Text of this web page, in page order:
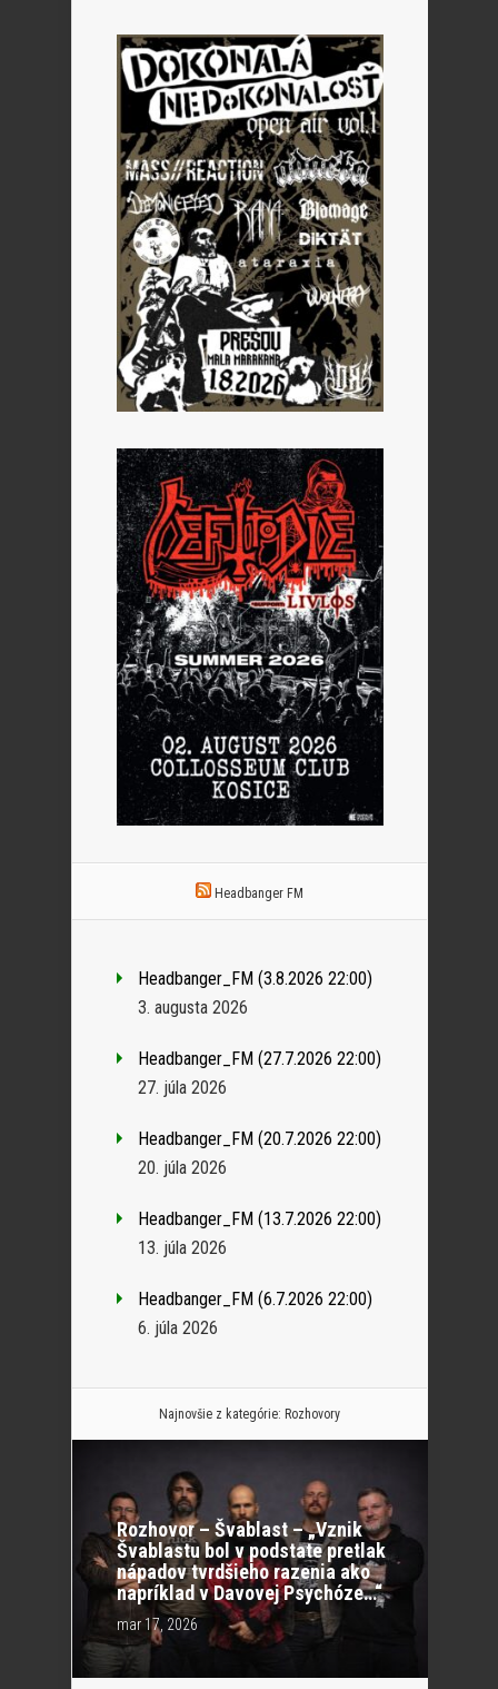
Headbanger FM
Headbanger_FM (3.8.2026 22:00)
3. augusta 2026
Headbanger_FM (27.7.2026 22:00)
27. júla 2026
Headbanger_FM (20.7.2026 22:00)
20. júla 2026
Headbanger_FM (13.7.2026 22:00)
13. júla 2026
Headbanger_FM (6.7.2026 22:00)
6. júla 2026
Najnovšie z kategórie: Rozhovory
Rozhovor – Švablast – „Vznik
Švablastu bol v podstate pretlak
nápadov tvrdšieho razenia ako
napríklad v Davovej Psychóze…“
mar 17, 2026